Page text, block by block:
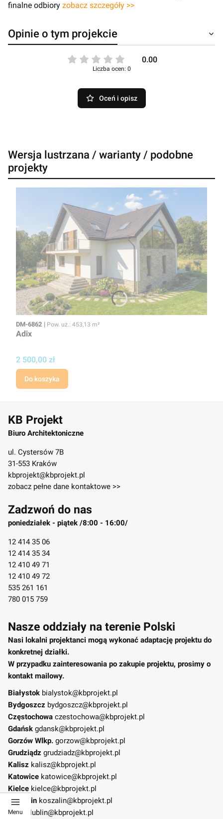
finalne odbiory zobacz szczegóły >>
Opinie o tym projekcie
0.00
Liczba ocen: 0
Oceń i opisz
Wersja lustrzana / warianty / podobne
projekty
Kod
DM-6862 Powierzchnia użytkowa
Pow. uż.: 453,13 m²
Adix
Cena projektu
2 500,00 zł
Do koszyka
KB Projekt
Biuro Architektoniczne
ul. Cystersów 7B
31-553 Kraków
kbprojekt@kbprojekt.pl
zobacz pełne dane kontaktowe >>
Zadzwoń do nas
poniedziałek - piątek /8:00 - 16:00/
12 414 35 06
12 414 35 34
12 410 49 71
12 410 49 72
535 261 161
780 015 759
Nasze oddziały na terenie Polski
Nasi lokalni projektanci mogą wykonać adaptację projektu do
konkretnej działki.
W przypadku zainteresowania po zakupie projektu, prosimy o
kontakt mailowy.
Białystok bialystok@kbprojekt.pl
Bydgoszcz bydgoszcz@kbprojekt.pl
Częstochowa czestochowa@kbprojekt.pl
Gdańsk gdansk@kbprojekt.pl
Gorzów Wlkp. gorzow@kbprojekt.pl
Grudziądz grudziadz@kbprojekt.pl
Kalisz kalisz@kbprojekt.pl
Katowice katowice@kbprojekt.pl
Kielce kielce@kbprojekt.pl
Koszalin koszalin@kbprojekt.pl
Lublin
lublin@kbprojekt.pl
Menu